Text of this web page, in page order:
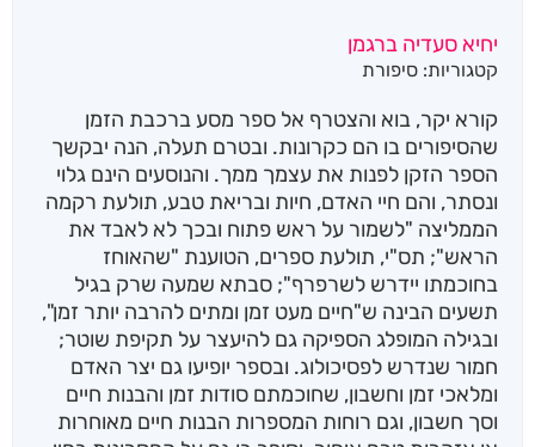
יחיא סעדיה ברגמן
קטגוריות: סיפורת
קורא יקר, בוא והצטרף אל ספר מסע ברכבת הזמן
שהסיפורים בו הם כקרונות. ובטרם תעלה, הנה יבקשך
הספר הזקן לפנות את עצמך ממך. והנוסעים הינם גלוי
ונסתר, והם חיי האדם, חיות ובריאת טבע, תולעת רקמה
הממליצה "לשמור על ראש פתוח ובכך לא לאבד את
הראש"; תס"י, תולעת ספרים, הטוענת "שהאוחז
בחוכמתו יידרש לשרפרף"; סבתא שמעה שרק בגיל
תשעים הבינה ש"חיים מעט זמן ומתים להרבה יותר זמן",
ובגילה המופלג הספיקה גם להיעצר על תקיפת שוטר;
חמור שנדרש לפסיכולוג. ובספר יופיעו גם יצר האדם
ומלאכי זמן וחשבון, שחוכמתם סודות זמן והבנות חיים
וסך חשבון, וגם רוחות המספרות הבנות חיים מאוחרות